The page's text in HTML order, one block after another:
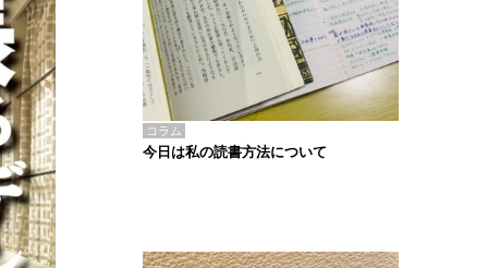
コラム
今日は私の読書方法について